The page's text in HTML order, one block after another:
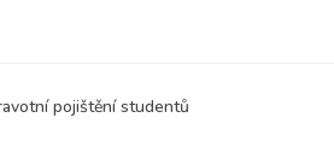
pojištění studentů